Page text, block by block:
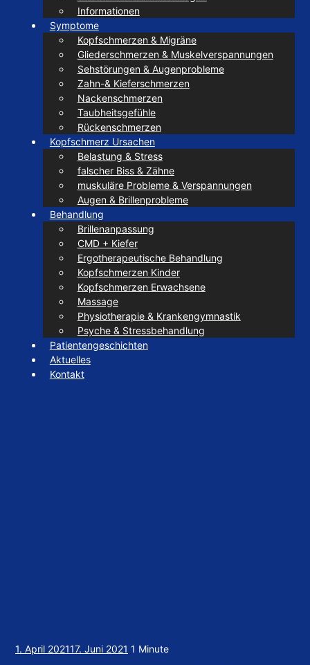
Informationen
Symptome
Kopfschmerzen & Migräne
Gliederschmerzen & Muskelverspannungen
Sehstörungen & Augenprobleme
Zahn-& Kieferschmerzen
Nackenschmerzen
Taubheitsgefühle
Rückenschmerzen
Kopfschmerz Ursachen
Belastung & Stress
falscher Biss & Zähne
muskuläre Probleme & Verspannungen
Augen & Brillenprobleme
Behandlung
Brillenanpassung
CMD + Kiefer
Ergotherapeutische Behandlung
Kopfschmerzen Kinder
Kopfschmerzen Erwachsene
Massage
Physiotherapie & Krankengymnastik
Psyche & Stressbehandlung
Patientengeschichten
Aktuelles
Kontakt
1. April 202117. Juni 2021 1 Minute